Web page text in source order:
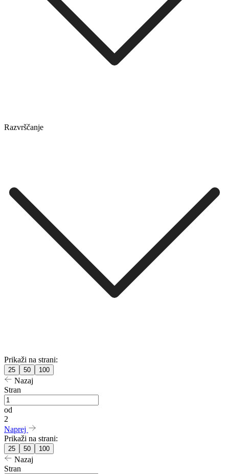
Razvrščanje
Prikaži na strani:
25 50 100
Nazaj
Stran
od
2
Naprej
Prikaži na strani:
25 50 100
Nazaj
Stran